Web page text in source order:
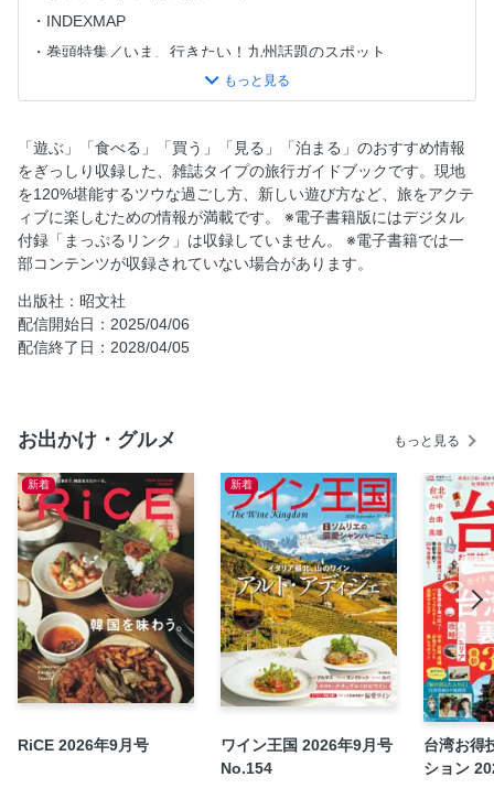
INDEXMAP
巻頭特集／いま、行きたい！九州話題のスポット
編集部おすすめ！九州 ベストドライブ 4選
エリア別 ドライブコース＆MAPの見かた
【福岡 佐賀・長崎】
1 糸島
［エリア特集］食の宝庫！博多グルメ
2 門司港・下関
［エリア特集］レトロタウン 門司港散策＆グルメ
［エリア特集］海の幸を楽しむ下関 シーサイドウオーク
3 玄界灘
6 三瀬
7 秋月
8 柳川・八女
9 唐津・呼子
10 有田・伊万里
［エリア特集］焼物の里 有田・伊万里・波佐見へ
11 平戸
［エリア特集］石畳が延びる港町 平戸を散策
［エリア特集］平戸のグルメを堪能しよう
「遊ぶ」「食べる」「買う」「見る」「泊まる」のおすすめ情報
をぎっしり収録した、雑誌タイプの旅行ガイドブックです。現地
を120%堪能するツウな過ごし方、新しい遊び方など、旅をアクテ
ィブに楽しむための情報が満載です。 ※電子書籍版にはデジタル
付録「まっぷるリンク」は収録していません。 ※電子書籍では一
部コンテンツが収録されていない場合があります。
出版社：昭文社
配信開始日：2025/04/06
配信終了日：2028/04/05
お出かけ・グルメ もっと見る
新着
RiCE 2026年9月号
新着
ワイン王国 2026年9月号
No.154
台湾お得
ション